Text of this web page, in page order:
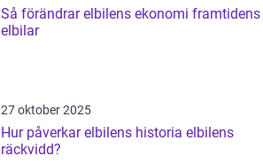
Så förändrar elbilens ekonomi framtidens
elbilar
27 oktober 2025
Hur påverkar elbilens historia elbilens
räckvidd?